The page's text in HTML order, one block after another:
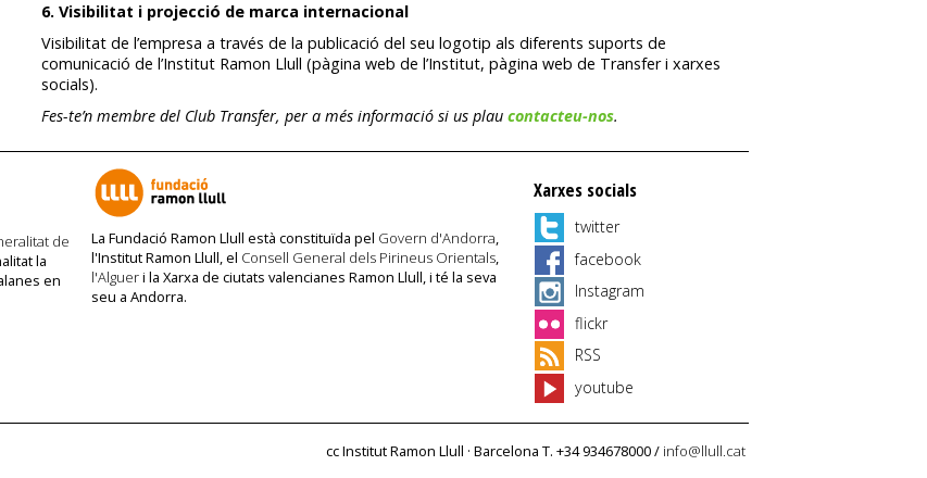
6. Visibilitat i projecció de marca internacional
Visibilitat de l’empresa a través de la publicació del seu logotip als diferents suports de
comunicació de l’Institut Ramon Llull (pàgina web de l’Institut, pàgina web de Transfer i xarxes
socials).
Fes-te’n membre del Club Transfer, per a més informació si us plau contacteu-nos.
de
la
en
La Fundació Ramon Llull està constituïda pel Govern d'Andorra,
l'Institut Ramon Llull, el Consell General dels Pirineus Orientals,
l'Algueri la Xarxa de ciutats valencianes Ramon Llull, i té la seva
seu a Andorra.
Xarxes socials
twitter
facebook
Instagram
flickr
RSS
youtube
cc Institut Ramon Llull · Barcelona T. +34 934678000 / info@llull.cat